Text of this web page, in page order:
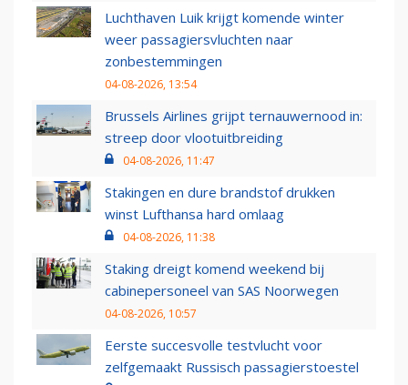
Luchthaven Luik krijgt komende winter
weer passagiersvluchten naar
zonbestemmingen
04-08-2026, 13:54
Brussels Airlines grijpt ternauwernood in:
streep door vlootuitbreiding
04-08-2026, 11:47
Stakingen en dure brandstof drukken
winst Lufthansa hard omlaag
04-08-2026, 11:38
Staking dreigt komend weekend bij
cabinepersoneel van SAS Noorwegen
04-08-2026, 10:57
Eerste succesvolle testvlucht voor
zelfgemaakt Russisch passagierstoestel